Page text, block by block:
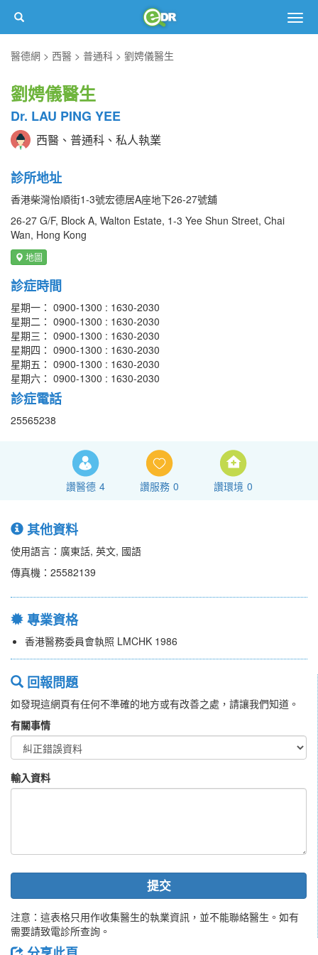
醫德網
西醫 普通科 劉娉儀醫生
劉娉儀醫生
Dr. LAU PING YEE
西醫、普通科、私人執業
診所地址
香港柴灣怡順街1-3號宏德居A座地下26-27號舖
26-27 G/F, Block A, Walton Estate, 1-3 Yee Shun Street, Chai
Wan, Hong Kong
地圖
診症時間
星期一： 0900-1300 : 1630-2030
星期二： 0900-1300 : 1630-2030
星期三： 0900-1300 : 1630-2030
星期四： 0900-1300 : 1630-2030
星期五： 0900-1300 : 1630-2030
星期六： 0900-1300 : 1630-2030
診症電話
25565238
讚醫德 4 讚服務 0 讚環境 0
其他資料
使用語言：廣東話, 英文, 國語
傳真機：25582139
專業資格
香港醫務委員會執照 LMCHK 1986
回報問題
如發現這網頁有任何不準確的地方或有改善之處，請讓我們知道。
有關事情
輸入資料
提交
注意：這表格只用作收集醫生的執業資訊，並不能聯絡醫生。如有
需要請致電診所查詢。